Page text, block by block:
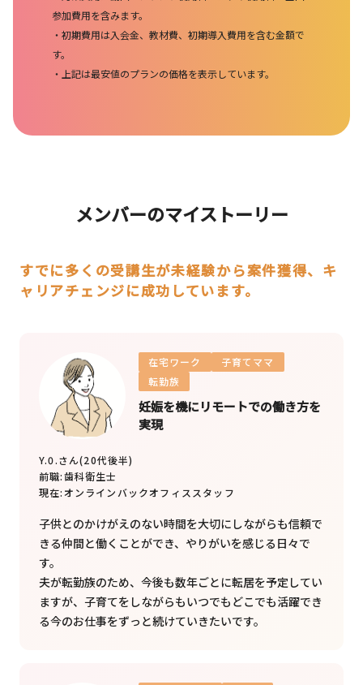
参加費用を含みます。
初期費用は入会金、教材費、初期導入費用を含む金額で
す。
上記は最安値のプランの価格を表示しています。
メンバーのマイストーリー
すでに多くの受講生が未経験から案件獲得、キ
ャリアチェンジに成功しています。
在宅ワーク
子育てママ
転勤族
妊娠を機にリモートでの働き方を
実現
Y.0.さん(20代後半)
前職:歯科衛生士
現在:オンラインバックオフィススタッフ
子供とのかけがえのない時間を大切にしながらも信頼で
きる仲間と働くことができ、やりがいを感じる日々で
す。
夫が転勤族のため、今後も数年ごとに転居を予定してい
ますが、子育てをしながらもいつでもどこでも活躍でき
る今のお仕事をずっと続けていきたいです。